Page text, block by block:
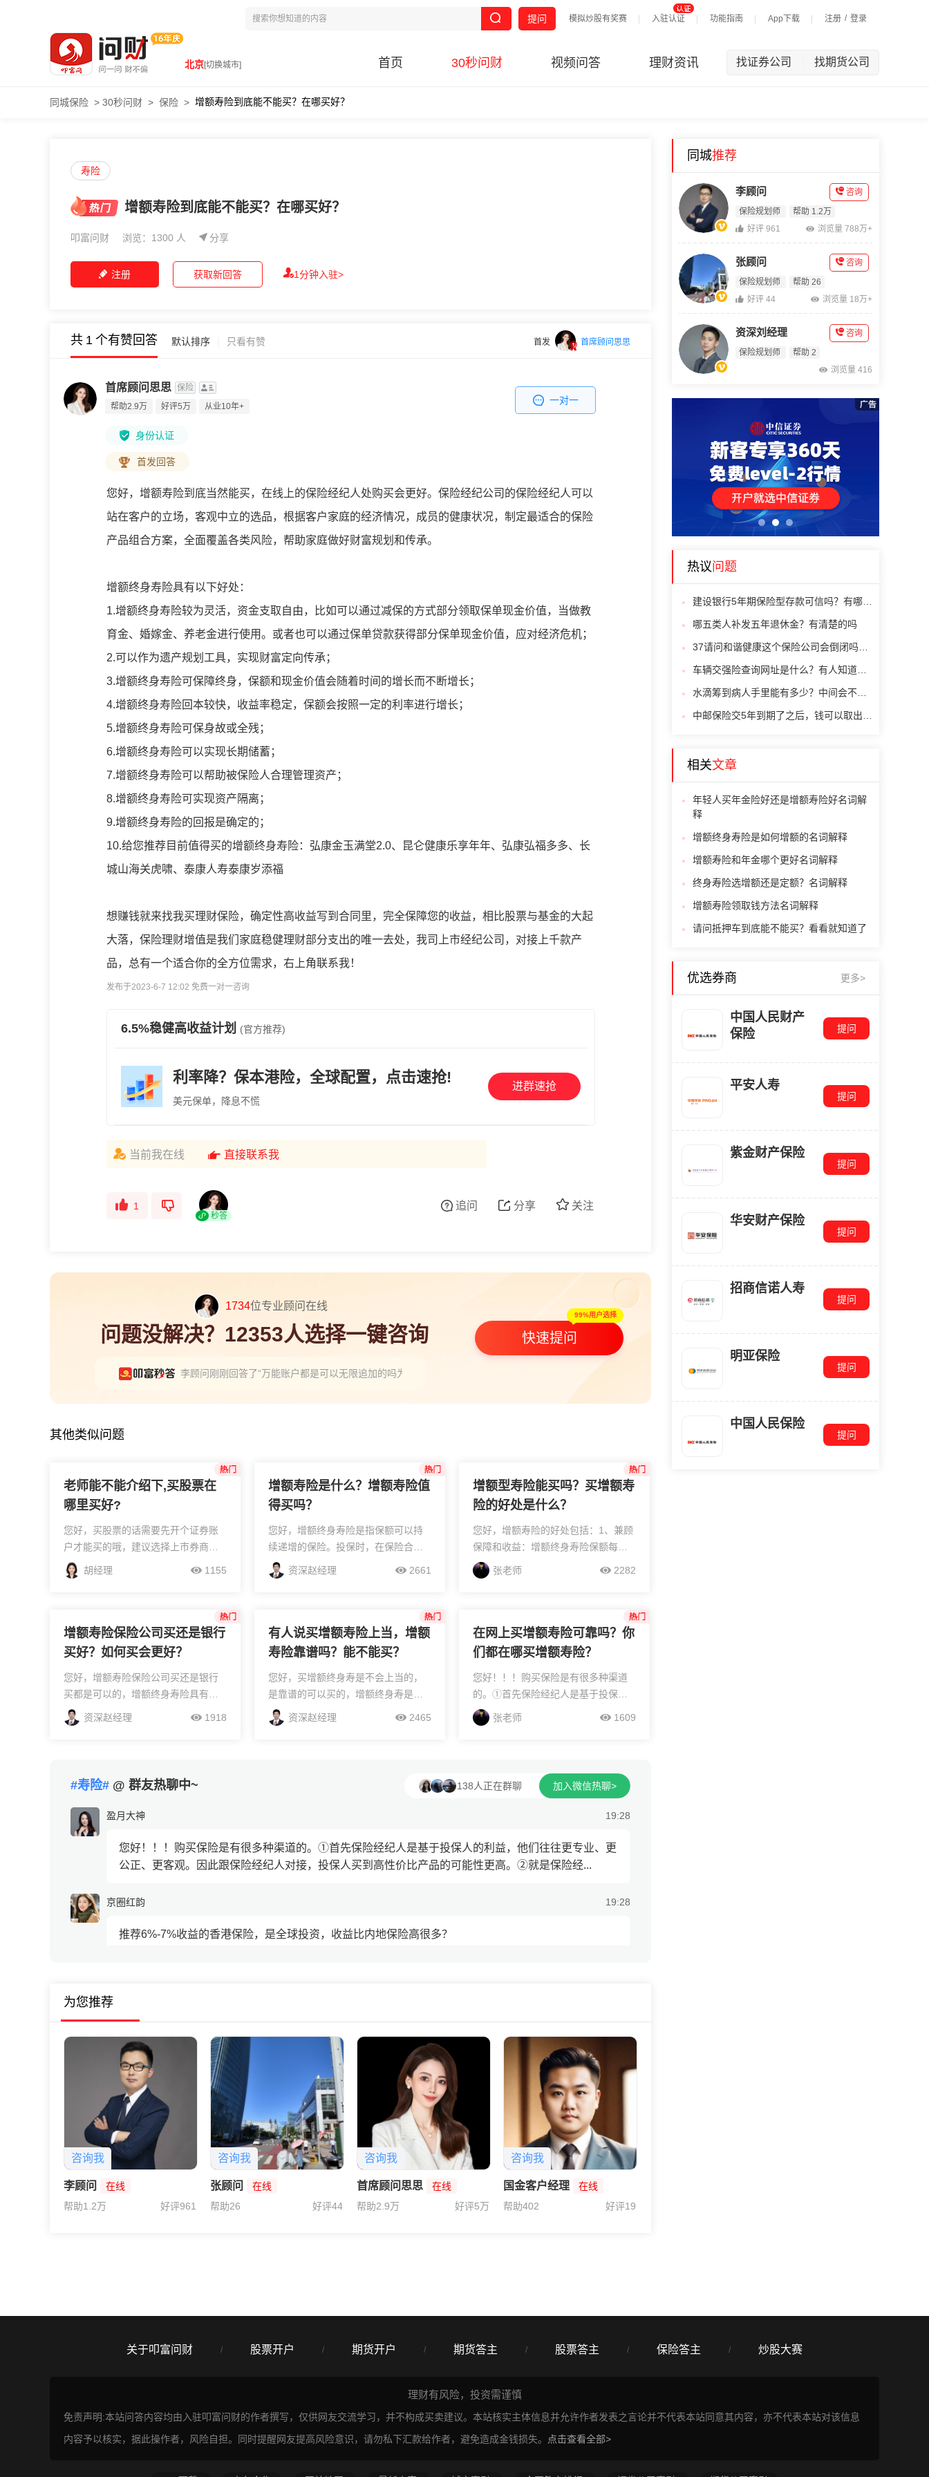
模拟炒股有奖赛 入驻认证 功能指南 App下载 注册 / 登录
提问
北京[切换城市] 首页 30秒问财 视频问答 理财资讯 找证券公司 找期货公司
同城保险 > 30秒问财 > 保险 > 增额寿险到底能不能买？在哪买好？
寿险
增额寿险到底能不能买？在哪买好？
叩富问财 浏览：1300 人 分享
注册 1分钟入驻>
获取新回答
共 1 个有赞回答 默认排序 只看有赞 首发 首席顾问思思
一对一
首席顾问思思 保险
帮助2.9万
好评5万 从业10年+
身份认证
首发回答
您好，增额寿险到底当然能买，在线上的保险经纪人处购买会更好。保险经纪公司的保险经纪人可以
站在客户的立场，客观中立的选品，根据客户家庭的经济情况，成员的健康状况，制定最适合的保险
产品组合方案，全面覆盖各类风险，帮助家庭做好财富规划和传承。
增额终身寿险具有以下好处：
1.增额终身寿险较为灵活，资金支取自由，比如可以通过减保的方式部分领取保单现金价值，当做教
育金、婚嫁金、养老金进行使用。或者也可以通过保单贷款获得部分保单现金价值，应对经济危机；
2.可以作为遗产规划工具，实现财富定向传承；
3.增额终身寿险可保障终身，保额和现金价值会随着时间的增长而不断增长；
4.增额终身寿险回本较快，收益率稳定，保额会按照一定的利率进行增长；
5.增额终身寿险可保身故或全残；
6.增额终身寿险可以实现长期储蓄；
7.增额终身寿险可以帮助被保险人合理管理资产；
8.增额终身寿险可实现资产隔离；
9.增额终身寿险的回报是确定的；
10.给您推荐目前值得买的增额终身寿险：弘康金玉满堂2.0、昆仑健康乐享年年、弘康弘福多多、长
城山海关虎啸、泰康人寿泰康岁添福
想赚钱就来找我买理财保险，确定性高收益写到合同里，完全保障您的收益，相比股票与基金的大起
大落，保险理财增值是我们家庭稳健理财部分支出的唯一去处，我司上市经纪公司，对接上千款产
品，总有一个适合你的全方位需求，右上角联系我！
发布于2023-6-7 12:02 免费一对一咨询
6.5%稳健高收益计划 (官方推荐)
利率降？保本港险，全球配置，点击速抢!
美元保单，降息不慌
进群速抢
当前我在线 直接联系我
1
秒答
关注
分享
追问
1734位专业顾问在线
问题没解决？12353人选择一键咨询
李顾问刚刚回答了“万能账户都是可以无限追加的吗为什么，有没有有经验的说一下”
99%用户选择
快速提问
其他类似问题
老师能不能介绍下,买股票在
哪里买好?
您好，买股票的话需要先开个证券账
户才能买的哦，建议选择上市券商比
较好，这些都券商服务是有保障的，
并且后期有很多福利的！
胡经理 1155
增额寿险是什么？增额寿险值
得买吗？
您好，增额终身寿险是指保额可以持
续递增的保险。投保时，在保险合同
内注明保证利率，不得随意变更。该
利率适用于计算每年的增值解约金，
资深赵经理 2661
增额型寿险能买吗？买增额寿
险的好处是什么？
您好，增额寿险的好处包括：1、兼顾
保障和收益：增额终身寿险保额每年
都会按照一定的比例复利增长，当现
金价值超过当前累计已交保费，保单
张老师 2282
增额寿险保险公司买还是银行
买好？如何买会更好？
您好，增额寿险保险公司买还是银行
买都是可以的，增额终身寿险具有非
常可观的现金价值，因而当需要用钱
的时候，还可以通过减保取现的方
资深赵经理 1918
有人说买增额寿险上当，增额
寿险靠谱吗？能不能买？
您好，买增额终身寿是不会上当的，
是靠谱的可以买的，增额终身寿是保
险公司的产品，而中国保险公司受中
国银保监会监管，如果遇到问题，或
资深赵经理 2465
在网上买增额寿险可靠吗？你
们都在哪买增额寿险？
您好！！！购买保险是有很多种渠道
的。①首先保险经纪人是基于投保人
的利益，他们往往更专业、更公正、
更客观。因此跟保险经纪人对接，投
张老师 1609
#寿险# @ 群友热聊中~
盈月大神 19:28
您好！！！购买保险是有很多种渠道的。①首先保险经纪人是基于投保人的利益，他们往往更专业、更
公正、更客观。因此跟保险经纪人对接，投保人买到高性价比产品的可能性更高。②就是保险经...
京圈红韵 19:28
推荐6%-7%收益的香港保险，是全球投资，收益比内地保险高很多？
里的投资品。
138人正在群聊 加入微信热聊>
为您推荐
咨询我
李顾问
在线
帮助1.2万
好评961
咨询我
张顾问
在线
帮助26
好评44
咨询我
首席顾问思思
在线
帮助2.9万
好评5万
咨询我
国金客户经理
在线
帮助402
好评19
同城推荐
李顾问
保险规划师 帮助 1.2万
咨询
好评 961 浏览量 788万+
张顾问
保险规划师 帮助 26
咨询
好评 44 浏览量 18万+
资深刘经理
保险规划师 帮助 2
咨询
浏览量 416
1
热议问题
哪五类人补发五年退休金？有清楚的吗
相关文章
年轻人买年金险好还是增额寿险好名词解
释
增额终身寿险是如何增额的名词解释
增额寿险和年金哪个更好名词解释
终身寿险选增额还是定额？名词解释
增额寿险领取钱方法名词解释
请问抵押车到底能不能买？看看就知道了
优选券商 更多>
中国人民财产
保险
提问
平安人寿
提问
紫金财产保险
提问
华安财产保险
提问
招商信诺人寿
提问
明亚保险
提问
中国人民保险
提问
关于叩富问财 / 股票开户 / 期货开户 / 期货答主 / 股票答主 / 保险答主 / 炒股大赛
理财有风险，投资需谨慎
免责声明:本站问答内容均由入驻叩富问财的作者撰写，仅供网友交流学习，并不构成买卖建议。本站核实主体信息并允许作者发表之言论并不代表本站同意其内容，亦不代表本站对该信息
内容予以核实，据此操作者，风险自担。同时提醒网友提高风险意识，请勿私下汇款给作者，避免造成金钱损失。
点击查看全部>